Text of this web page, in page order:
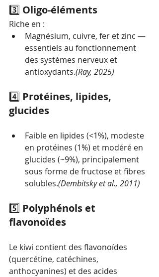
3️⃣ Oligo-éléments
Riche en :
Magnésium, cuivre, fer et zinc —
essentiels au fonctionnement
des systèmes nerveux et
antioxydants.(Ray, 2025)
4️⃣ Protéines, lipides,
glucides
Faible en lipides (<1%), modeste
en protéines (1%) et modéré en
glucides (~9%), principalement
sous forme de fructose et fibres
solubles.(Dembitsky et al., 2011)
5️⃣ Polyphénols et
flavonoïdes
Le kiwi contient des flavonoïdes
(quercétine, catéchines,
anthocyanines) et des acides